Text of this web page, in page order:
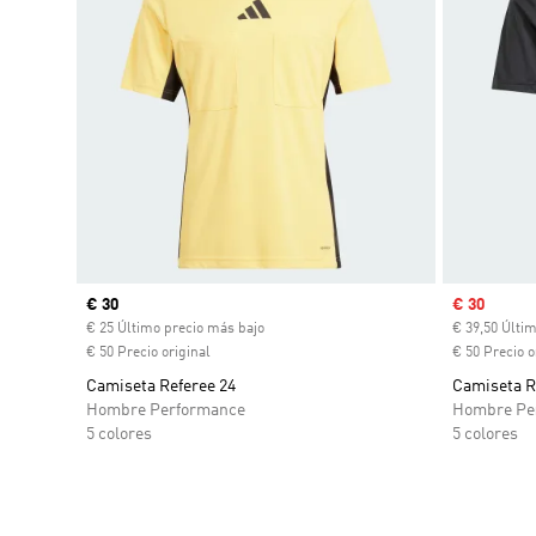
Precio actual
€ 30
€ 25 Último precio más bajo
€ 50 Precio original
Camiseta Referee 24
Hombre Performance
5 colores
Precio de
€ 30
€ 39,50
€ 50 Precio
Camiseta
Hombre
5 colores